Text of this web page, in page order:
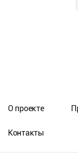
О проекте
Контакты